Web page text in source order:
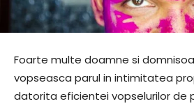
Foarte multe doamne si
vopseasca parul in intimitatea
datorita eficientei vopselurilor de